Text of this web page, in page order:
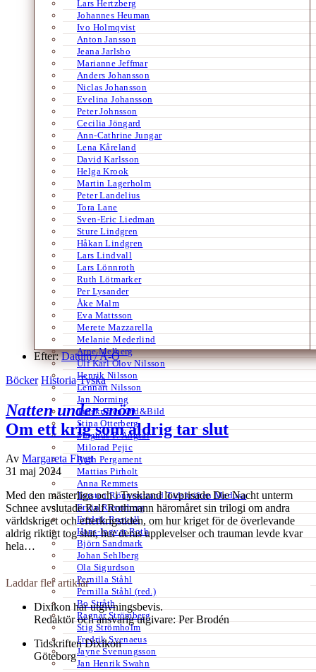
Lars Hertzberg
Johannes Heuman
Ivo Holmqvist
Anton Jansson
Jeana Jarlsbo
Marianne Jeffmar
Anders Johansson
Niclas Johansson
Evelina Johansson
Peter Johnsson
Cecilia Jöngard
Ann-Cathrine Jungar
Lena Kåreland
David Karlsson
Helga Krook
Martin Lagerholm
Peter Landelius
Tora Lane
Sven-Eric Liedman
Sture Lindgren
Håkan Lindgren
Lars Lindvall
Lars Lönnroth
Ruth Lötmarker
Per Lysander
Åke Malm
Eva Mattsson
Merete Mazzarella
Melanie Mederlind
Arne Melberg
Ulf Karl Olov Nilsson
Henrik Nilsson
Lennart Nilsson
Jan Norming
Tidskriften Ord&Bild
Stina Otterberg
Magnus P. Ängsal
Milorad Pejic
Ruth Pergament
Mattias Pirholt
Anna Remmets
Torsten Rönnerstrand Tidskriften Medusa
Ervin Rosenberg
Fredrik Rosvall
Hans-Ingvar Roth
Björn Sandmark
Johan Sehlberg
Ola Sigurdson
Pernilla Ståhl
Pernilla Ståhl (red.)
Bo Stråth
Ragnar Strömberg
Stig Strömholm
Fredrik Svenaeus
Jayne Svenungsson
Jan Henrik Swahn
Efter:Datum /A-Ö
Böcker Historia Tyska
Natten under snön
Om ett krig som aldrig tar slut
Av Margareta Flygt
31 maj 2024
Med den mästerliga och i Tyskland lovprisade Die Nacht unterm
Schnee avslutade Ralf Rothmann häromåret sin trilogi om andra
världskriget och efterkrigstiden, om hur kriget för de överlevande
aldrig riktigt tog slut, hur deras upplevelser och trauman levde kvar
hela…
Laddar fler artiklar
Dixikon har utgivningsbevis.
Redaktör och ansvarig utgivare: Per Brodén
Tidskriften Dixikon
Göteborg